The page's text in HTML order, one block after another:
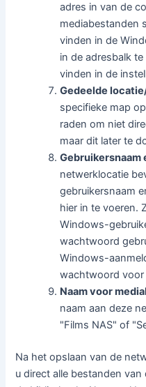
adres in van de
mediabestanden
vinden in de
in de adresbalk
vinden in de
Gedeelde
specifieke map
raden om niet
maar dit later te
Gebruikersnaam
netwerklocatie
gebruikersnaam
hier in te voeren.
Windows-
wachtwoord
Windows-
wachtwoord
Naam voor
naam aan deze
"Films NAS" of
Na het opslaan van de
u direct alle bestanden